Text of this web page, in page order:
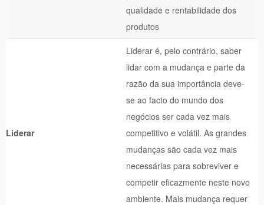
qualidade e rentabilidade dos
produtos
Liderar
Liderar é, pelo contrário, saber
lidar com a mudança e parte da
razão da sua importância deve-
se ao facto do mundo dos
negócios ser cada vez mais
competitivo e volátil. As grandes
mudanças são cada vez mais
necessárias para sobreviver e
competir eficazmente neste novo
ambiente. Mais mudança requer